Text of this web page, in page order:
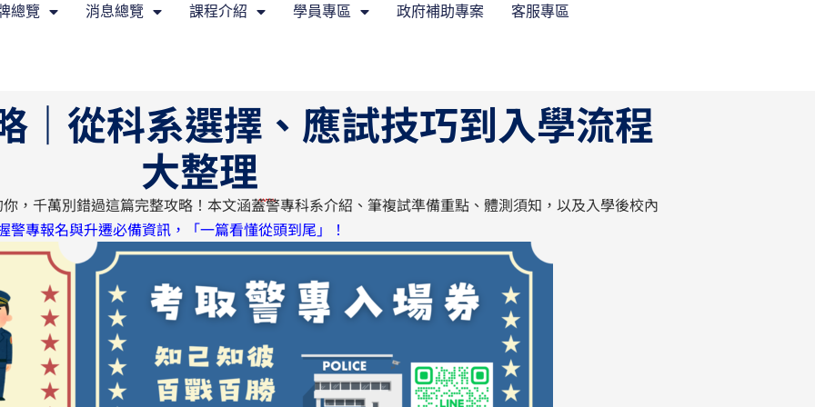
總覽 消息總覽 課程介紹 學員專區 政府補助專案 客服專區
｜從科系選擇、應試技巧到入學流程
大整理
，千萬別錯過這篇完整攻略！本文涵蓋警專科系介紹、筆複試準備重點、體測須知，以及入學後校內
警專報名與升遷必備資訊，「一篇看懂從頭到尾」！